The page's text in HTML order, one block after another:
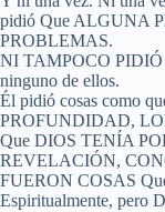
pidió Que ALGUNA
PROBLEMAS.
NI TAMPOCO
ninguno de ellos.
Él pidió cosas como
PROFUNDIDAD,
Que DIOS TENÍA
REVELACIÓN,
FUERON COSAS
Espiritualmente, pero